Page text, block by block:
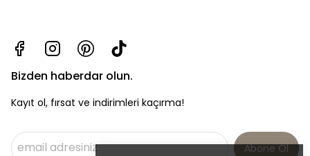
Bizden haberdar olun.
Kayıt ol, fırsat ve indirimleri kaçırma!
Abone Ol